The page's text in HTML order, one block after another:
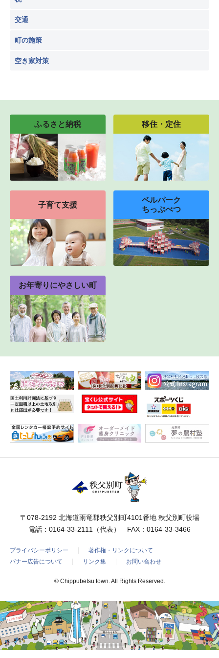
交通
町の施策
空き家対策
ふるさと納税 移住・定住
子育て支援
ベルパーク
ちっぷべつ
お年寄りにやさしい町
〒078-2192 北海道雨竜郡秩父別町4101番地 秩父別町役場
電話： 0164-33-2111 （代表） FAX：0164-33-3466
プライバシーポリシー
著作権・リンクについて
バナー広告について
リンク集 お問い合わせ
© Chippubetsu town. All Rights Reserved.